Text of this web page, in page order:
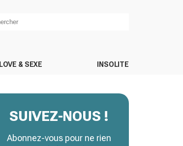
LOVE & SEXE INSOLITE
SUIVEZ-NOUS !
Abonnez-vous pour ne rien